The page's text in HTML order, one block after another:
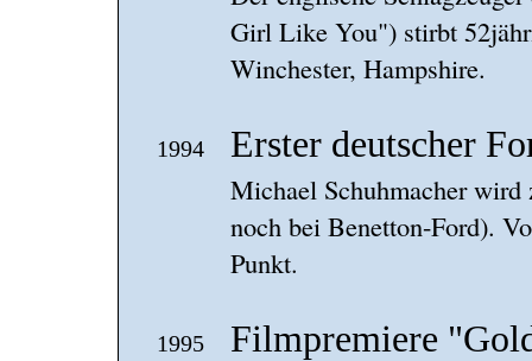
Girl Like You") stirbt
Winchester, Hampshire.
1994 Erster deutscher
Michael Schuhmacher
noch bei Benetton-Ford).
Punkt.
1995 Filmpremiere